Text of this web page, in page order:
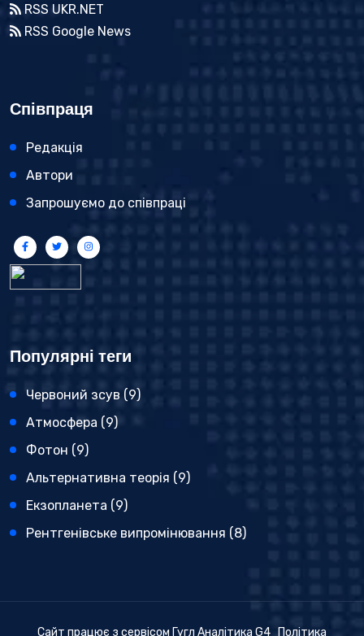
RSS UKR.NET
RSS Google News
Співпраця
Редакція
Автори
Запрошуємо до співпраці
Популярні теги
Червоний зсув (9)
Атмосфера (9)
Фотон (9)
Альтернативна теорія (9)
Екзопланета (9)
Рентгенівське випромінювання (8)
Сайт працює з сервісом Гугл Аналітика G4 Політика